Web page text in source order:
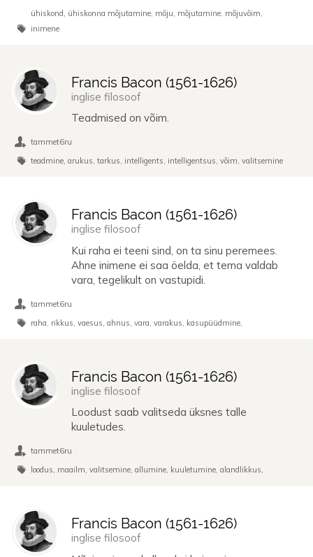
ühiskond ühiskonna mõjutamine mõju mõjutamine. mõjuvõim
inimene
Francis Bacon (1561-1626)
inglise filosoof
Teadmised on võim.
tammet6ru
teadmine arukus tarkus intelligents intelligentsus võim valitsemine
Francis Bacon (1561-1626)
inglise filosoof
Kui raha ei teeni sind, on ta sinu peremees.
Ahne inimene ei saa öelda, et tema valdab
vara, tegelikult on vastupidi.
tammet6ru
raha rikkus vaesus ahnus vara varakus kasupüüdmine
Francis Bacon (1561-1626)
inglise filosoof
Loodust saab valitseda üksnes talle
kuuletudes.
tammet6ru
loodus maailm valitsemine allumine kuuletumine alandlikkus
Francis Bacon (1561-1626)
inglise filosoof